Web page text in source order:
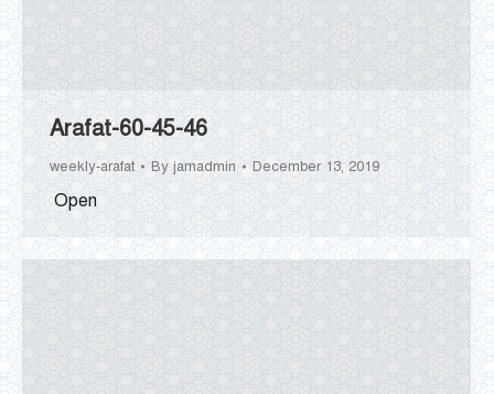
Arafat-60-45-46
weekly-arafat By jamadmin December 13, 2019
Open